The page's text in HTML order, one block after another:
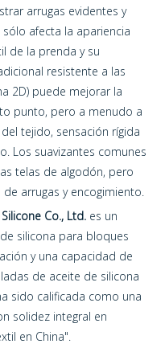
arrugas evidentes y
afecta la apariencia
de la prenda y su
resistente a las
2D) puede mejorar la
punto, pero a menudo a
tejido, sensación rígida
Los suavizantes comunes
telas de algodón, pero
arrugas y encogimiento.
Co., Ltd. es un
silicona para bloques
y una capacidad de
de aceite de silicona
sido calificada como una
solidez integral en
en China".